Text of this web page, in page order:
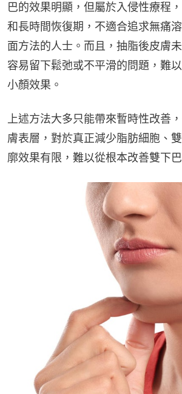
巴的效果明顯，但屬於入侵性療程
和長時間恢復期，不適合追求無痛
面方法的人士。而且，抽脂後皮膚
容易留下鬆弛或不平滑的問題，難
小顏效果。
上述方法大多只能帶來暫時性改善
膚表層，對於真正減少脂肪細胞、
廓效果有限，難以從根本改善雙下巴